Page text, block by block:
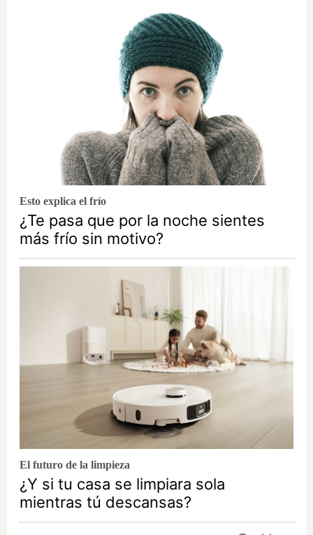
Esto explica el frío
¿Te pasa que por la noche sientes
más frío sin motivo?
El futuro de la limpieza
¿Y si tu casa se limpiara sola
mientras tú descansas?